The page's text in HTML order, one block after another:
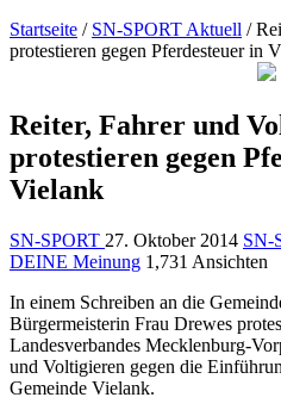
Startseite / SN-SPORT Aktuell /
protestieren gegen Pferdesteuer in
Reiter, Fahrer und
protestieren gegen
Vielank
SN-SPORT 27. Oktober 2014 SN-
DEINE Meinung 1,731 Ansichten
In einem Schreiben an die
Bürgermeisterin Frau Drewes
Landesverbandes Mecklenburg-
und Voltigieren gegen die
Gemeinde Vielank.